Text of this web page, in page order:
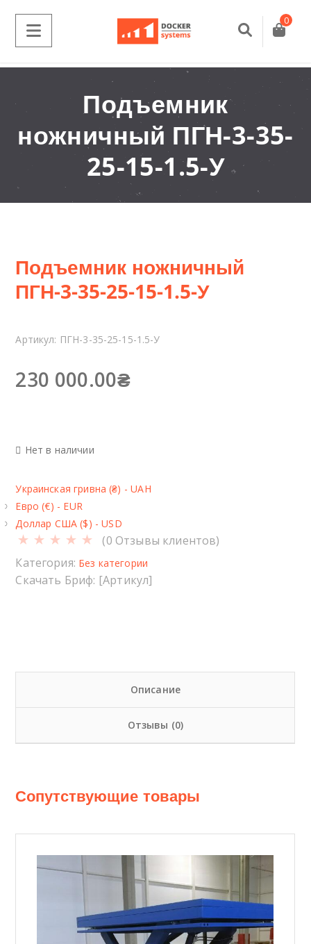
0
Подъемник
ножничный ПГН-3-35-
25-15-1.5-У
Подъемник ножничный
ПГН-3-35-25-15-1.5-У
Артикул: ПГН-3-35-25-15-1.5-У
230 000.00₴
Нет в наличии
Украинская гривна (₴) - UAH
Евро (€) - EUR
Доллар США ($) - USD
(0 Отзывы клиентов)
Категория: Без категории
Скачать Бриф: [Артикул]
Описание
Отзывы (0)
Сопутствующие товары